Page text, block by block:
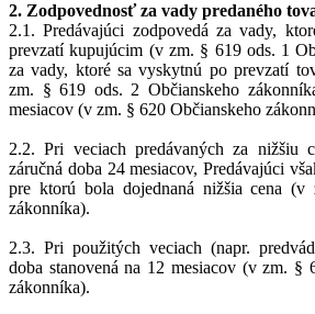
2. Zodpovednosť za vady predaného
2.1. Predávajúci zodpovedá za vady,
prevzatí kupujúcim (v zm. § 619 ods. 1
za vady, ktoré sa vyskytnú po prevzatí
zm. § 619 ods. 2 Občianskeho
mesiacov (v zm. § 620 Občianskeho
2.2. Pri veciach predávaných za nižšiu
záručná doba 24 mesiacov, Predávajúci
pre ktorú bola dojednaná nižšia cena (v
zákonníka).
2.3. Pri použitých veciach (napr.
doba stanovená na 12 mesiacov (v zm. §
zákonníka).